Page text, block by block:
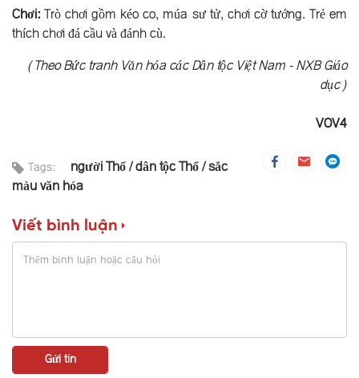
Chơi:Trò chơi gồm kéo co, múa sư tử, chơi cờ tướng. Trẻ em
thích chơi đá cầu và đánh cù.
(Theo Bức tranh Văn hóa các Dân tộc Việt Nam - NXB Giáo
dục)
VOV4
Tags: người Thổ dân tộc Thổ sắc
màu văn hóa
Viết bình luận